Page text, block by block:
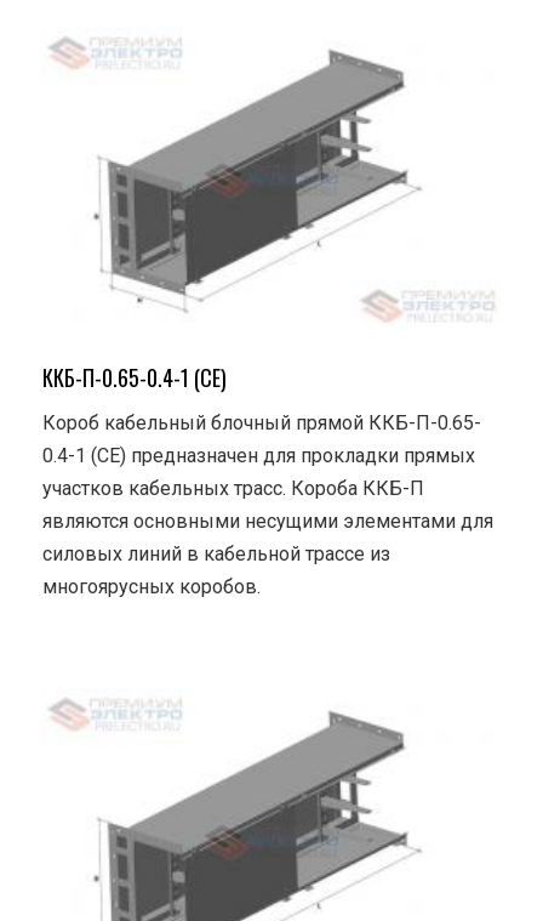
ККБ-П-0.65-0.4-1 (СЕ)
Короб кабельный блочный прямой ККБ-П-0.65-
0.4-1 (СЕ) предназначен для прокладки прямых
участков кабельных трасс. Короба ККБ-П
являются основными несущими элементами для
силовых линий в кабельной трассе из
многоярусных коробов.